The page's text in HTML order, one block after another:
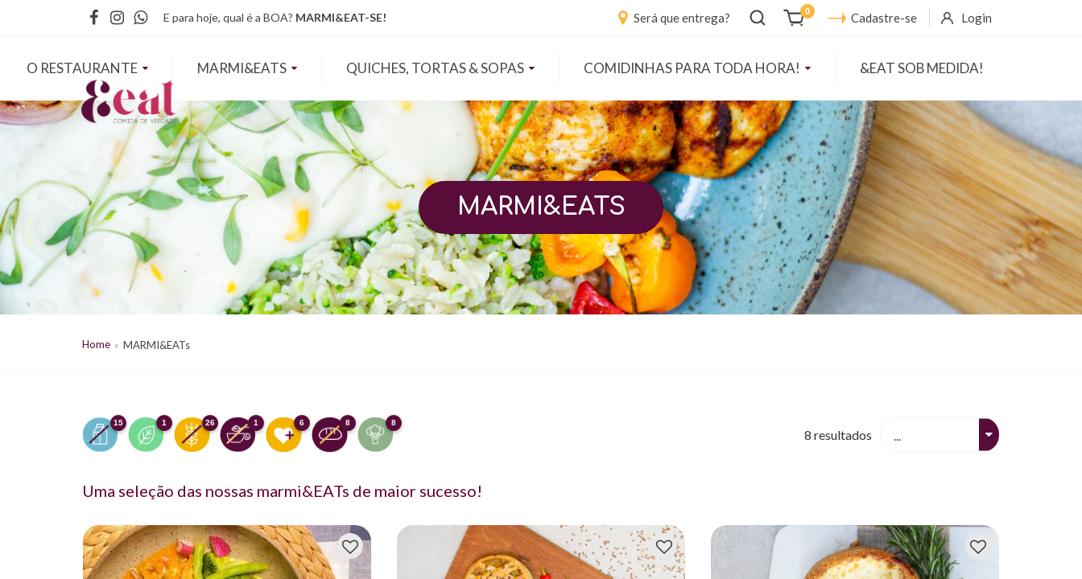
FacebookInstagram
WhatsApp
E para hoje, qual é a BOA? MARMI&EAT-SE! Será que entrega?
Abrir
busca
0 Cadastre-se Login
O RESTAURANTE MARMI&EATS QUICHES, TORTAS & SOPAS COMIDINHAS PARA TODA HORA! &EAT SOB MEDIDA!
MARMI&EATS
Home MARMI&EATs
15 1 26 1 6 8 8
8 resultados
Uma seleção das nossas marmi&EATs de maior sucesso!